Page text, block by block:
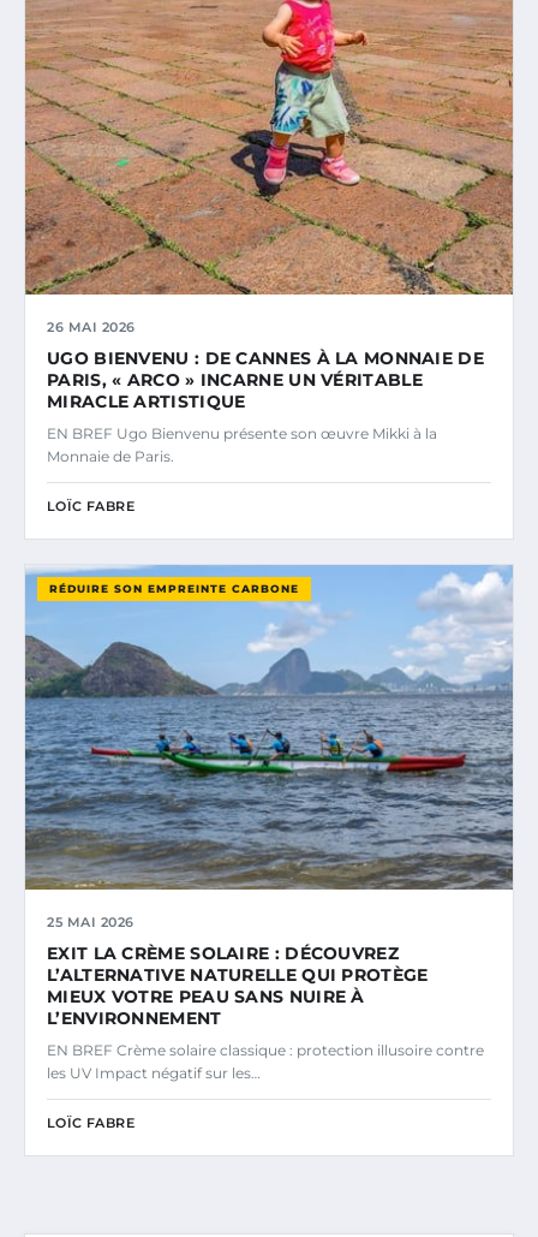
26 MAI 2026
UGO BIENVENU : DE CANNES À LA MONNAIE DE
PARIS, « ARCO » INCARNE UN VÉRITABLE
MIRACLE ARTISTIQUE
EN BREF Ugo Bienvenu présente son œuvre Mikki à la
Monnaie de Paris.
LOÏC FABRE
RÉDUIRE SON EMPREINTE CARBONE
25 MAI 2026
EXIT LA CRÈME SOLAIRE : DÉCOUVREZ
L’ALTERNATIVE NATURELLE QUI PROTÈGE
MIEUX VOTRE PEAU SANS NUIRE À
L’ENVIRONNEMENT
EN BREF Crème solaire classique : protection illusoire contre
les UV Impact négatif sur les…
LOÏC FABRE